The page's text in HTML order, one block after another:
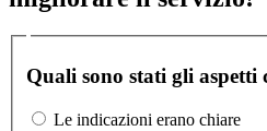
Quali sono stati gli aspetti
Le indicazioni erano chiare